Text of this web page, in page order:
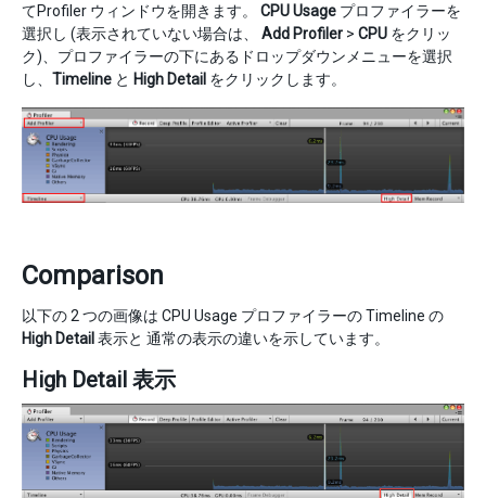
てProfiler ウィンドウを開きます。 CPU Usage プロファイラーを
選択し (表示されていない場合は、 Add Profiler > CPU をクリッ
ク)、プロファイラーの下にあるドロップダウンメニューを選択
し、 Timeline と High Detail をクリックします。
Comparison
以下の 2 つの画像は CPU Usage プロファイラーの Timeline の
High Detail 表示と 通常の表示の違いを示しています。
High Detail 表示